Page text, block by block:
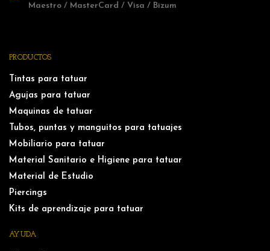
Maestro / MasterCard / Visa / Bizum
PRODUCTOS
Tintas para tatuar
Agujas para tatuar
Maquinas de tatuar
Tubos, puntas y manguitos para tatuajes
Mobiliario para tatuar
Material Sanitario e Higiene para tatuar
Material de Estudio
Piercings
Kits de aprendizaje para tatuar
AYUDA